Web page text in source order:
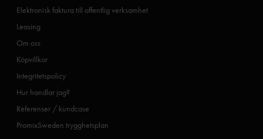
Elektronisk faktura till offentlig verksamhet
Leasing
Om oss
Köpvillkor
Integritetspolicy
Hur handlar jag?
Referenser / kundcase
PromixSweden trygghetsplan